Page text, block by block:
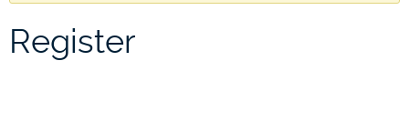
Register